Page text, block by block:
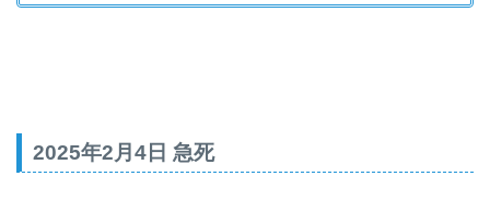
2025年2月4日 急死